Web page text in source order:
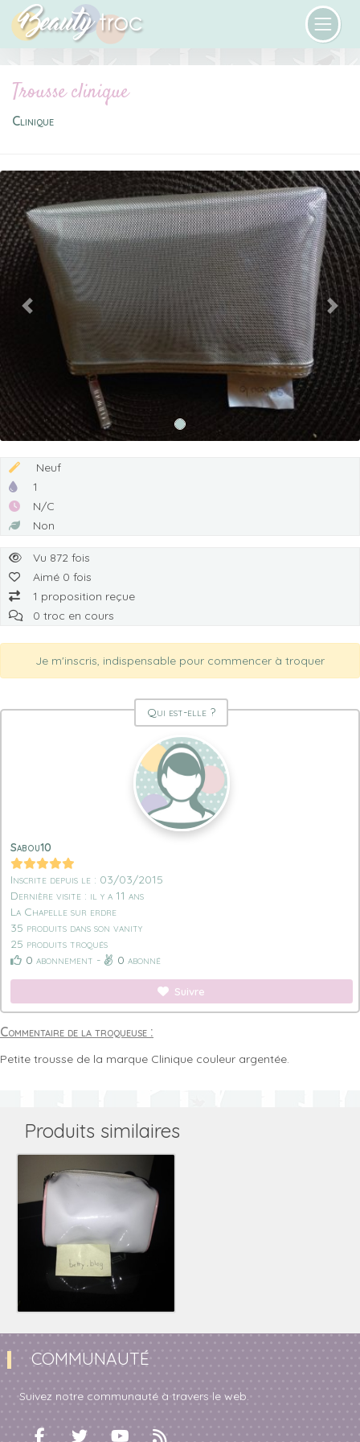
Trousse clinique
Clinique
Previous Next
Neuf
1
N/C
Non
Vu 872 fois
Aimé 0 fois
1 proposition reçue
0 troc en cours
Je m'inscris, indispensable pour commencer à troquer
Qui est-elle ?
Sabou10
Inscrite depuis le : 03/03/2015
Dernière visite : il y a 11 ans
La Chapelle sur erdre
35 produits dans son vanity
25 produits troqués
0 abonnement - 0 abonné
Suivre
Commentaire de la troqueuse :
Petite trousse de la marque Clinique couleur argentée.
Produits similaires
COMMUNAUTÉ
Suivez notre communauté à travers le web.